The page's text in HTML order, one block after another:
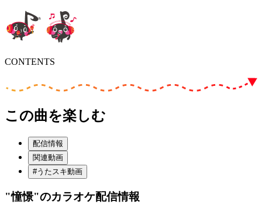
CONTENTS
この曲を楽しむ
配信情報
関連動画
#うたスキ動画
"憧憬"のカラオケ配信情報